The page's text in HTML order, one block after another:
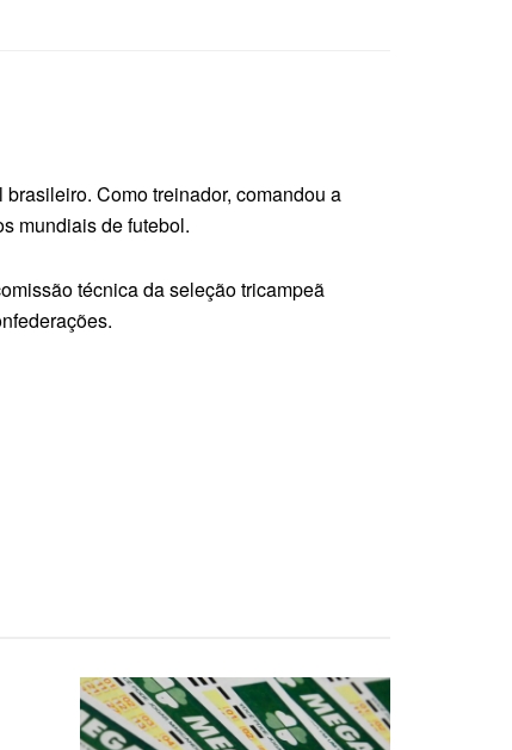
Como treinador, comandou a
mundiais de futebol.
técnica da seleção tricampeã